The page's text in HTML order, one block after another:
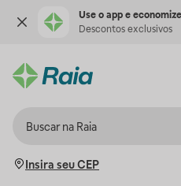
Use o app e economize
Descontos exclusivos
Insira seu CEP